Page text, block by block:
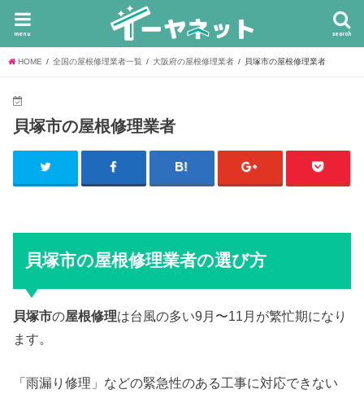
search
menu
HOME 全国の屋根修理業者一覧 大阪府の屋根修理業者 貝塚市の屋根修理業者
貝塚市の屋根修理業者
貝塚市の屋根修理業者の選び方
貝塚市の屋根修理は台風の多い9月〜11月が繁忙期になり
ます。
「雨漏り修理」などの緊急性のある工事に対応できない